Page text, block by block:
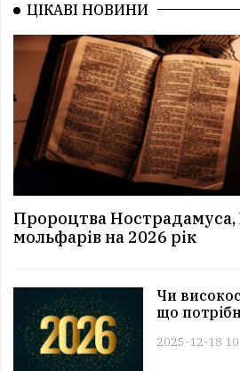
ЦІКАВІ НОВИНИ
Пророцтва Нострадамуса,
мольфарів на 2026 рік
Чи
що
2025-12-18